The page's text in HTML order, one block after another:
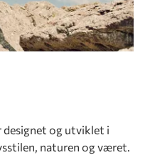
designet og utviklet i
naturen og været.